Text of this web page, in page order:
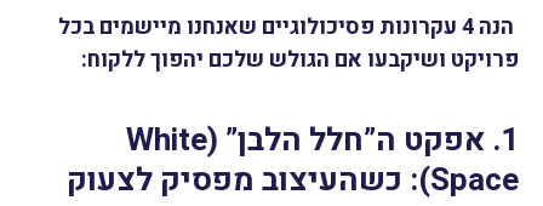
הנה 4 עקרונות פסיכולוגיים שאנחנו מיישמים בכל
פרויקט ושיקבעו אם הגולש שלכם יהפוך ללקוח:
1. אפקט ה”חלל הלבן” (White
Space): כשהעיצוב מפסיק לצעוק